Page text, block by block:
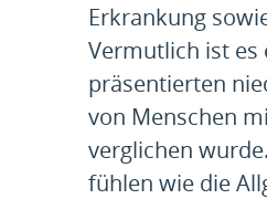
Erkrankung
Vermutlich ist es
präsentierten
von Menschen
verglichen
fühlen wie die